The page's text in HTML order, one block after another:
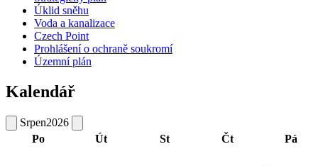
Úklid sněhu
Voda a kanalizace
Czech Point
Prohlášení o ochraně soukromí
Územní plán
Kalendář
Srpen2026
Po
Út St Čt Pá